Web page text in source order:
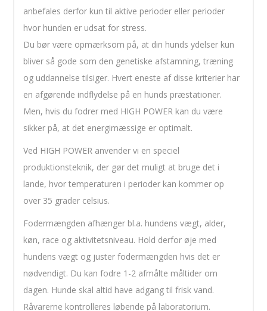
anbefales derfor kun til aktive perioder eller perioder
hvor hunden er udsat for stress.
Du bør være opmærksom på, at din hunds ydelser kun
bliver så gode som den genetiske afstamning, træning
og uddannelse tilsiger. Hvert eneste af disse kriterier har
en afgørende indflydelse på en hunds præstationer.
Men, hvis du fodrer med HIGH POWER kan du være
sikker på, at det energimæssige er optimalt.
Ved HIGH POWER anvender vi en speciel
produktionsteknik, der gør det muligt at bruge det i
lande, hvor temperaturen i perioder kan kommer op
over 35 grader celsius.
Fodermængden afhænger bl.a. hundens vægt, alder,
køn, race og aktivitetsniveau. Hold derfor øje med
hundens vægt og juster fodermængden hvis det er
nødvendigt. Du kan fodre 1-2 afmålte måltider om
dagen. Hunde skal altid have adgang til frisk vand.
Råvarerne kontrolleres løbende på laboratorium.